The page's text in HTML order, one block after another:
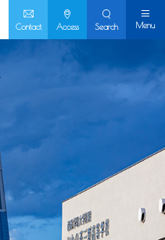
Contact Access Search Menu